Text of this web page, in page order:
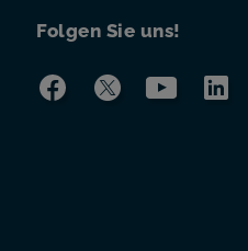
Folgen Sie uns!